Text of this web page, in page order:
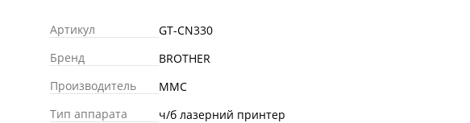
Артикул
GT-CN330
Бренд
BROTHER
Производитель
MMC
Тип аппарата
ч/б лазерний принтер